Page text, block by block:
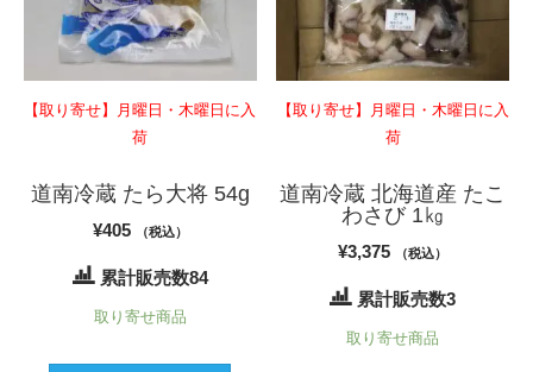
【取り寄せ】月曜日・木曜日に入
荷
道南冷蔵 たら大将 54g
¥405 （税込）
累計販売数84
取り寄せ商品
【取り寄せ】月曜日・木曜日に入
荷
道南冷蔵 北海道産 たこ
わさび 1㎏
¥3,375 （税込）
累計販売数3
取り寄せ商品